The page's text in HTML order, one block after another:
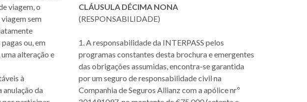
viagem, o
sem
ou, em
alteração e
à
anulação da
CLÁUSULA DÉCIMA NONA
(RESPONSABILIDADE)
1. A responsabilidade da INTERPASS pelos
programas constantes desta brochura e emergentes
das obrigações assumidas, encontra-se garantida
por um seguro de responsabilidade civil na
Companhia de Seguros Allianz com a apólice nrº